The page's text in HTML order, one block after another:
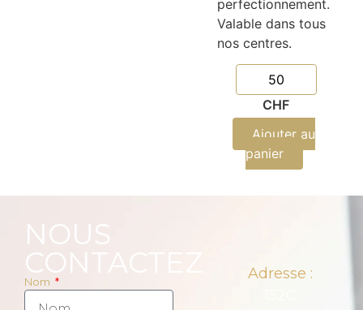
perfectionnement.
Valable dans tous
nos centres.
CHF
Ajouter au
panier
NOUS
CONTACTEZ
Nom
Adresse :